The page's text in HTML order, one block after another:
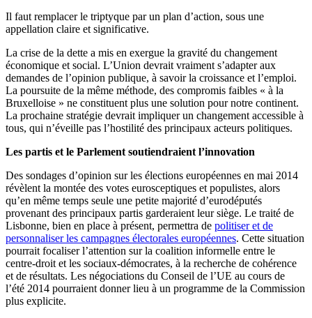
Il faut remplacer le triptyque par un plan d’action, sous une
appellation claire et significative.
La crise de la dette a mis en exergue la gravité du changement
économique et social. L’Union devrait vraiment s’adapter aux
demandes de l’opinion publique, à savoir la croissance et l’emploi.
La poursuite de la même méthode, des compromis faibles « à la
Bruxelloise » ne constituent plus une solution pour notre continent.
La prochaine stratégie devrait impliquer un changement accessible à
tous, qui n’éveille pas l’hostilité des principaux acteurs politiques.
Les partis et le Parlement soutiendraient l’innovation
Des sondages d’opinion sur les élections européennes en mai 2014
révèlent la montée des votes eurosceptiques et populistes, alors
qu’en même temps seule une petite majorité d’eurodéputés
provenant des principaux partis garderaient leur siège. Le traité de
Lisbonne, bien en place à présent, permettra de politiser et de
personnaliser les campagnes électorales européennes. Cette situation
pourrait focaliser l’attention sur la coalition informelle entre le
centre-droit et les sociaux-démocrates, à la recherche de cohérence
et de résultats. Les négociations du Conseil de l’UE au cours de
l’été 2014 pourraient donner lieu à un programme de la Commission
plus explicite.